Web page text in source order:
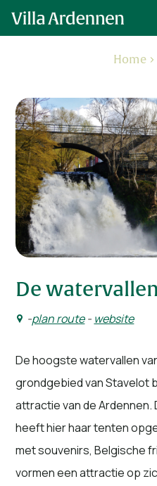
Home
De
-plan route - website
De hoogste watervallen
grondgebied van Stavelot
attractie van de
heeft hier haar tenten
met souvenirs, Belgische
vormen een attractie op